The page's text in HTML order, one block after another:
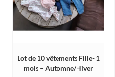
Lot de 10 vêtements Fille- 1
mois – Automne/Hiver